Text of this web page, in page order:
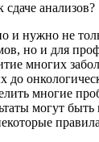
сдаче анализов?
и нужно не
но и для
многих
до
многие
могут